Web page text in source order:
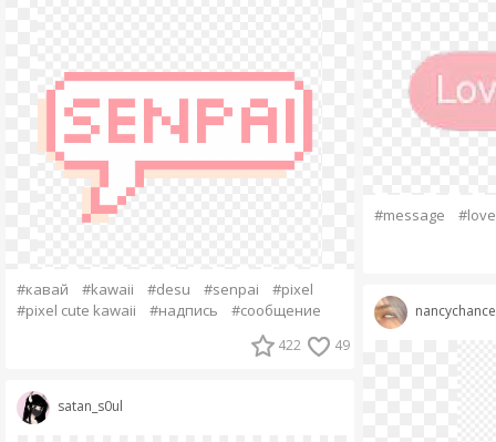
#кавай #kawaii #desu #senpai
#pixel
#pixel cute kawaii
#надпись #сообщение
422 49
satan_s0ul
#message #love